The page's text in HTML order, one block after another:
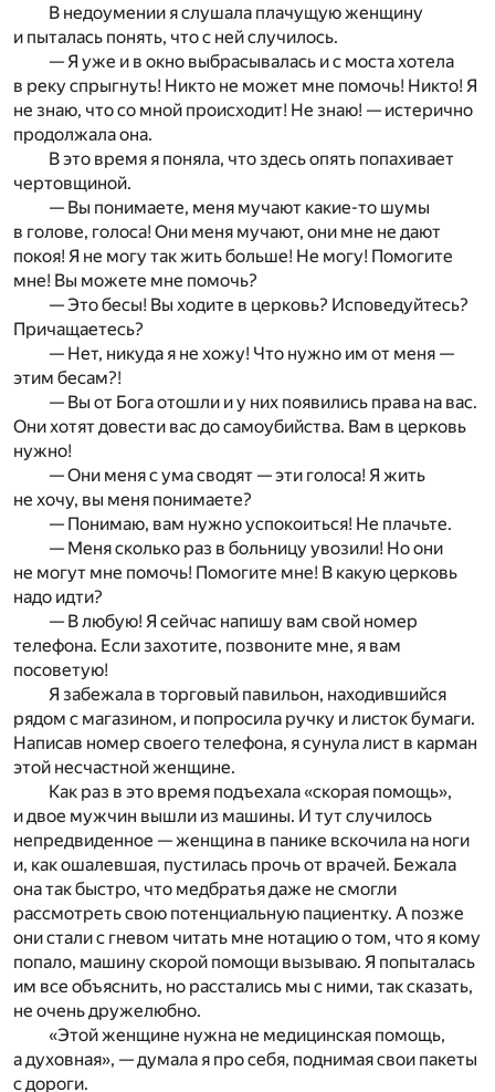
В недоумении я слушала плачущую женщину
и пыталась понять, что с ней случилось.
— Я уже и в окно выбрасывалась и с моста хотела
в реку спрыгнуть! Никто не может мне помочь! Никто! Я
не знаю, что со мной происходит! Не знаю! — истерично
продолжала она.
В это время я поняла, что здесь опять попахивает
чертовщиной.
— Вы понимаете, меня мучают какие-то шумы
в голове, голоса! Они меня мучают, они мне не дают
покоя! Я не могу так жить больше! Не могу! Помогите
мне! Вы можете мне помочь?
— Это бесы! Вы ходите в церковь? Исповедуйтесь?
Причащаетесь?
— Нет, никуда я не хожу! Что нужно им от меня —
этим бесам?!
— Вы от Бога отошли и у них появились права на вас.
Они хотят довести вас до самоубийства. Вам в церковь
нужно!
— Они меня с ума сводят — эти голоса! Я жить
не хочу, вы меня понимаете?
— Понимаю, вам нужно успокоиться! Не плачьте.
— Меня сколько раз в больницу увозили! Но они
не могут мне помочь! Помогите мне! В какую церковь
надо идти?
— В любую! Я сейчас напишу вам свой номер
телефона. Если захотите, позвоните мне, я вам
посоветую!
Я забежала в торговый павильон, находившийся
рядом с магазином, и попросила ручку и листок бумаги.
Написав номер своего телефона, я сунула лист в карман
этой несчастной женщине.
Как раз в это время подъехала «скорая помощь»,
и двое мужчин вышли из машины. И тут случилось
непредвиденное — женщина в панике вскочила на ноги
и, как ошалевшая, пустилась прочь от врачей. Бежала
она так быстро, что медбратья даже не смогли
рассмотреть свою потенциальную пациентку. А позже
они стали с гневом читать мне нотацию о том, что я кому
попало, машину скорой помощи вызываю. Я попыталась
им все объяснить, но расстались мы с ними, так сказать,
не очень дружелюбно.
«Этой женщине нужна не медицинская помощь,
а духовная», — думала я про себя, поднимая свои пакеты
с дороги.